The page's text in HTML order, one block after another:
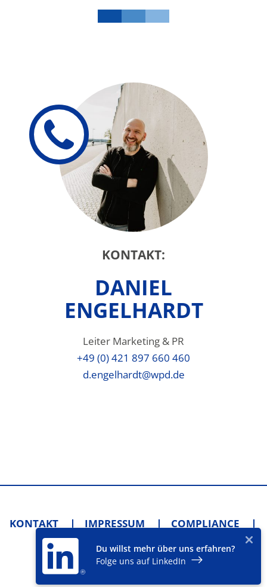
KONTAKT:
DANIEL
ENGELHARDT
Leiter Marketing & PR
+49 (0) 421 897 660 460
d.engelhardt@wpd.de
KONTAKT IMPRESSUM
COMPLIANCE
AGB
DATENSCHUTZ-EINSTELLUNGEN
Du willst mehr über uns erfahren?
Folge uns auf LinkedIn